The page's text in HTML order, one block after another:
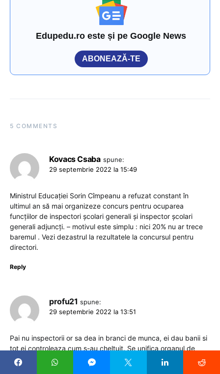
Edupedu.ro este și pe Google News
ABONEAZĂ-TE
5 COMMENTS
Kovacs Csaba spune:
29 septembrie 2022 la 15:49
Ministrul Educației Sorin Cîmpeanu a refuzat constant în
ultimul an să mai organizeze concurs pentru ocuparea
funcțiilor de inspectori școlari generali și inspector școlari
generali adjuncți. – motivul este simplu : nici 20% nu ar trece
baremul . Vezi dezastrul la rezultatele la concursul pentru
directori.
Reply
profu21 spune:
29 septembrie 2022 la 13:51
Pai nu inspectorii or sa dea in branci de munca, ei dau banii si
tot ei controleaza cum s-au cheltuit. Se unifica organul de
executie bugetara cu ala de control.